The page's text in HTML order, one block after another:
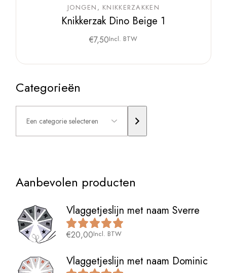
JONGEN KNIKKERZAKKEN
Knikkerzak Dino Beige 1
€7,50Incl. BTW
Categorieën
Een
categorie
selecteren
Aanbevolen producten
Vlaggetjeslijn met naam Sverre
€20,00Incl. BTW
Vlaggetjeslijn met naam Dominic